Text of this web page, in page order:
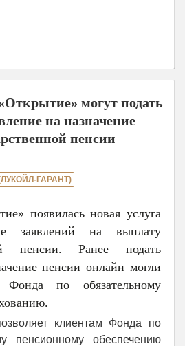
могут подать
на назначение
пенсии
ГАРАНТ)
появилась новая услуга
заявлений на выплату
пенсии. Ранее подать
пенсии онлайн могли
Фонда по обязательному
клиентам Фонда по
пенсионному обеспечению